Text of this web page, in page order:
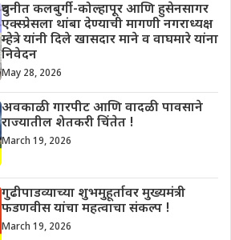
दुधनीत कलबुर्गी-कोल्हापूर आणि हुसेनसागर
एक्स्प्रेसला थांबा देण्याची मागणी नगराध्यक्ष
म्हेत्रे यांनी दिले खासदार माने व वाघमारे यांना
निवेदन
May 28, 2026
अवकाळी गारपीट आणि वादळी पावसाने
राज्यातील शेतकरी चिंतेत !
March 19, 2026
गुढीपाडव्याच्या शुभमुहूर्तावर मुख्यमंत्री
फडणवीस यांचा महत्वाचा संकल्प !
March 19, 2026